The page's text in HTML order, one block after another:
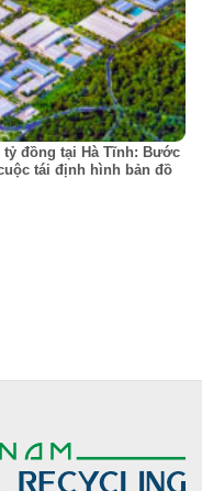
đồng tại Hà Tĩnh: Bước
tái định hình bản đồ